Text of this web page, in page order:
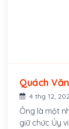
4 thg 12,
Ông là một
giữ chức Ủy